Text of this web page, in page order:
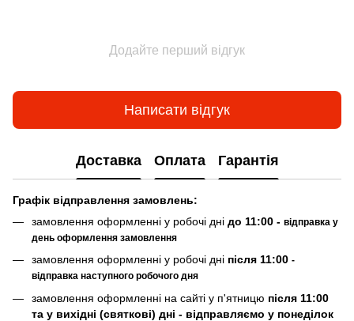
Додайте перший відгук
Написати відгук
Доставка Оплата Гарантія
Графік відправлення замовлень:
замовлення оформленні у робочі дні до 11:00 - відправка у
день оформлення замовлення
замовлення оформленні у робочі дні після 11:00 -
відправка наступного робочого дня
замовлення оформленні на сайті у п'ятницю після 11:00
та у вихідні (святкові) дні - відправляємо у понеділок